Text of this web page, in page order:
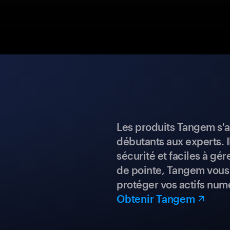
Les produits Tangem
débutants aux experts.
sécurité et faciles à
de pointe, Tangem
protéger vos actifs
Obtenir Tangem